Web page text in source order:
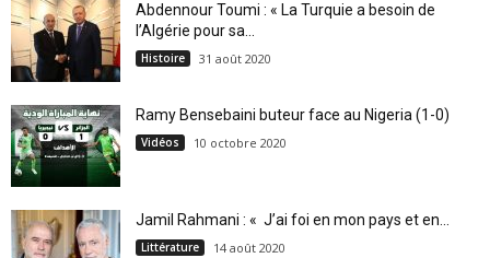
Abdennour Toumi : « La Turquie a besoin de
l’Algérie pour sa...
Histoire 31 août 2020
Ramy Bensebaini buteur face au Nigeria (1-0)
Vidéos 10 octobre 2020
Jamil Rahmani : « J’ai foi en mon pays et en...
Littérature 14 août 2020